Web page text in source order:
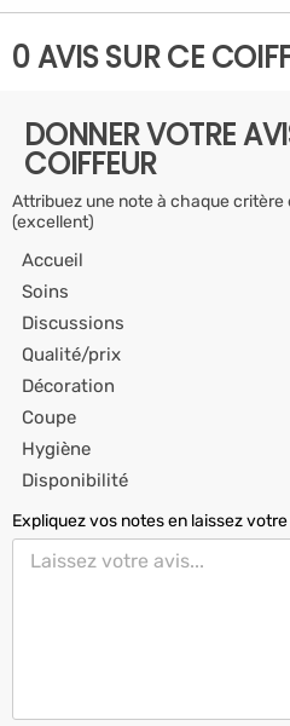
0 AVIS SUR CE
DONNER VOTRE
COIFFEUR
Attribuez une note à chaque critère
(excellent)
Accueil
Soins
Discussions
Qualité/prix
Décoration
Coupe
Hygiène
Disponibilité
Expliquez vos notes en laissez votre